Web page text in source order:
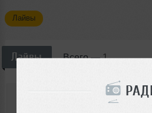
Лайвы
Лайвы Всего — 1
Ruslan
Dj Ruslan